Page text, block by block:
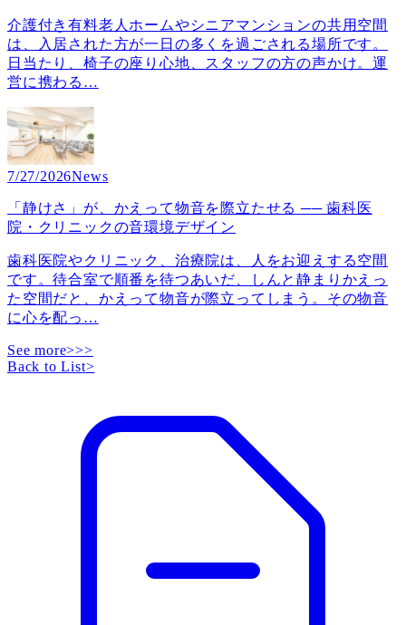
介護付き有料老人ホームやシニアマンションの共用空間
は、入居された方が一日の多くを過ごされる場所です。
日当たり、椅子の座り心地、スタッフの方の声かけ。運
営に携わる …
7/27/2026News
「静けさ」が、かえって物音を際立たせる ── 歯科医
院・クリニックの音環境デザイン
歯科医院やクリニック、治療院は、人をお迎えする空間
です。待合室で順番を待つあいだ、しんと静まりかえっ
た空間だと、かえって物音が際立ってしまう。その物音
に心を配っ …
See more>>>
Back to List>